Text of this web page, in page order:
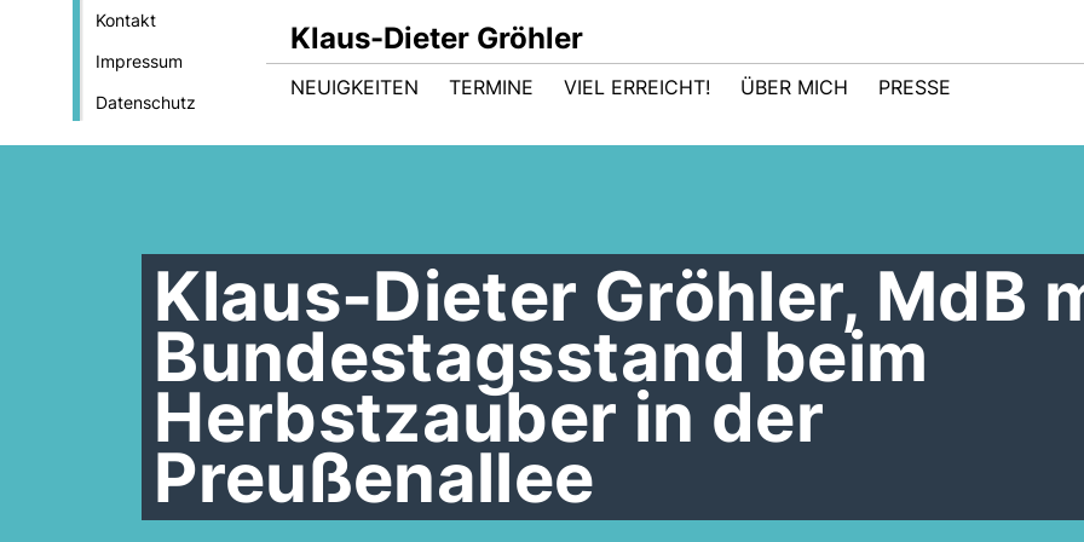
Kontakt
Impressum
Datenschutz
Klaus-Dieter Gröhler
NEUIGKEITEN TERMINE VIEL ERREICHT! ÜBER MICH PRESSE
Klaus-Dieter Gröhler, MdB
Bundestagsstand beim
Herbstzauber in der
Preußenallee